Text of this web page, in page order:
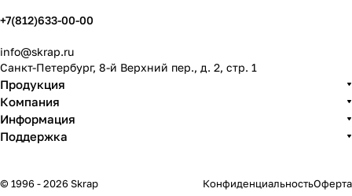
+7(812)633-00-00
info@skrap.ru
Санкт-Петербург, 8-й Верхний пер., д. 2, стр. 1
Продукция
Компания
Информация
Поддержка
© 1996 - 2026 Skrap КонфиденциальностьОферта